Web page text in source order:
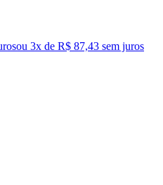
ou 3x de R$ 87,43 sem juros